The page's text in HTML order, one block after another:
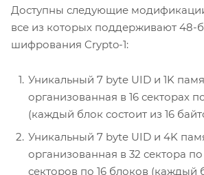
Доступны следующие
все из которых поддерживают 48-
шифрования Crypto-1:
Уникальный 7 byte UID и 1K
организованная в 16 секторах
(каждый блок состоит из 16
Уникальный 7 byte UID и 4K
организованная в 32 сектора
секторов по 16 блоков (каждый